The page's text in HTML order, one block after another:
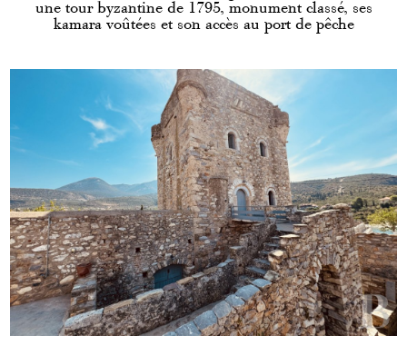
une tour byzantine de 1795, monument classé, ses
kamara voûtées et son accès au port de pêche